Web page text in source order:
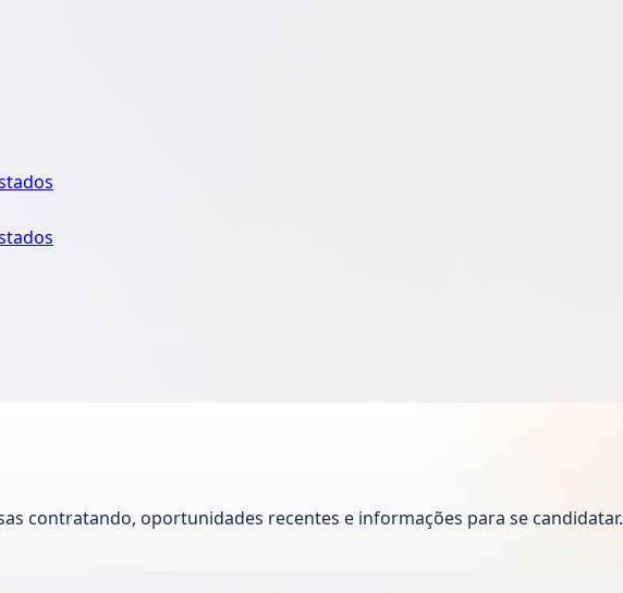
contratando, oportunidades recentes e informações para se candidatar.